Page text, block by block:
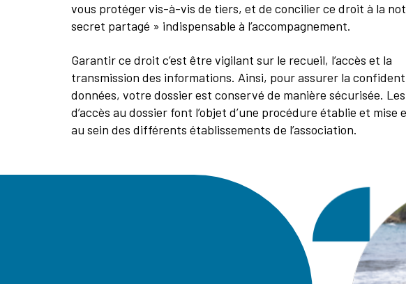
vous protéger vis-à-vis de tiers, et de concilier ce droit à la
secret partagé » indispensable à l’accompagnement.
Garantir ce droit c’est être vigilant sur le recueil, l’accès et la
transmission des informations. Ainsi, pour assurer la
données, votre dossier est conservé de manière sécurisée.
d’accès au dossier font l’objet d’une procédure établie et mise
au sein des différents établissements de l’association.